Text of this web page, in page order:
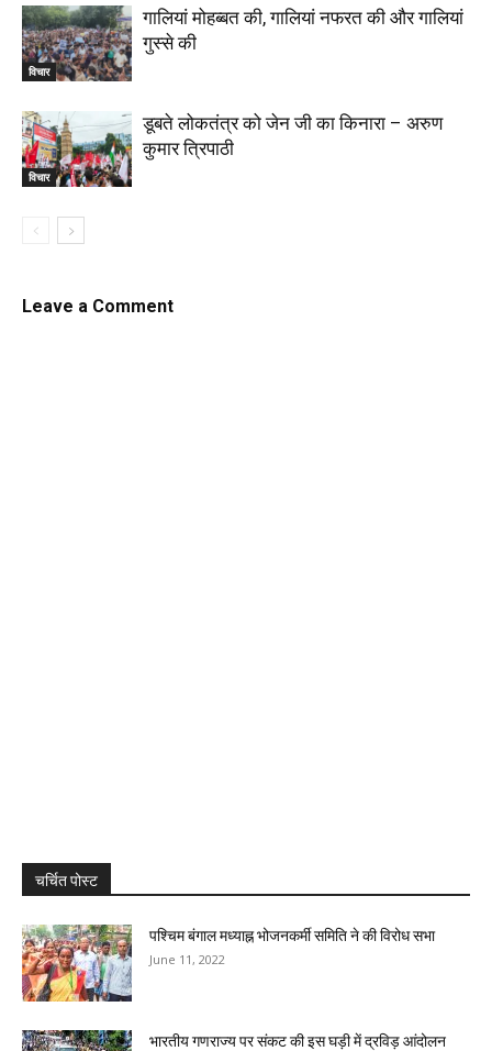
विचार
गालियां मोहब्बत की, गालियां नफरत की और गालियां
गुस्से की
विचार
डूबते लोकतंत्र को जेन जी का किनारा – अरुण
कुमार त्रिपाठी
Leave a Comment
चर्चित पोस्ट
पश्चिम बंगाल मध्याह्न भोजनकर्मी समिति ने की विरोध सभा
June 11, 2022
भारतीय गणराज्य पर संकट की इस घड़ी में द्रविड़ आंदोलन